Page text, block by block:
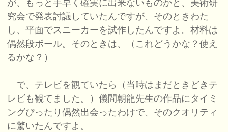
が、もっと手早く確実に出来ないものかと、美術研
究会で発表討議していたんですが、そのときわた
し、平面でスニーカーを試作したんですよ。材料は
偶然段ボール。そのときは、（これどうかな？使え
るかな？）
で、テレビを観ていたら（当時はまだときどきテ
レビも観てました。）儀間朝龍先生の作品にタイミ
ングぴったり偶然出会ったわけで、そのクオリティ
に驚いたんですよ。